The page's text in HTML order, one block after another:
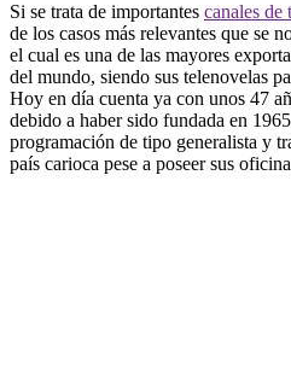
Si se trata de importantes canales de
de los casos más relevantes que se
el cual es una de las mayores
del mundo, siendo sus telenovelas
Hoy en día cuenta ya con unos 47
debido a haber sido fundada en
programación de tipo generalista y
país carioca pese a poseer sus